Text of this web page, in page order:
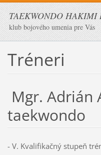
TAEKWONDO HAKIMI
klub bojového umenia pre Vás
Tréneri
Mgr. Adrián
taekwondo
- V. Kvalifikačný stupeň